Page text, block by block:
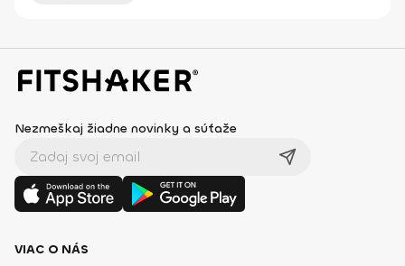
Nezmeškaj žiadne novinky a súťaže
VIAC O NÁS